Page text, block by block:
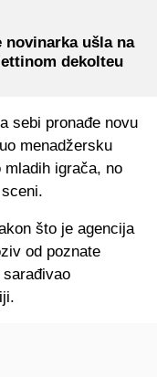
novinarka ušla na
dekolteu
sebi pronađe novu
menadžersku
igrača, no
što je agencija
od poznate